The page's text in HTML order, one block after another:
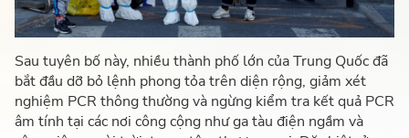
Sau tuyên bố này, nhiều thành phố lớn của Trung Quốc đã
bắt đầu dỡ bỏ lệnh phong tỏa trên diện rộng, giảm xét
nghiệm PCR thông thường và ngừng kiểm tra kết quả PCR
âm tính tại các nơi công cộng như ga tàu điện ngầm và